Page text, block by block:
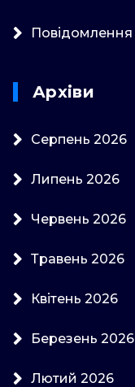
Повідомлення
Архіви
Серпень 2026
Липень 2026
Червень 2026
Травень 2026
Квітень 2026
Березень 2026
Лютий 2026